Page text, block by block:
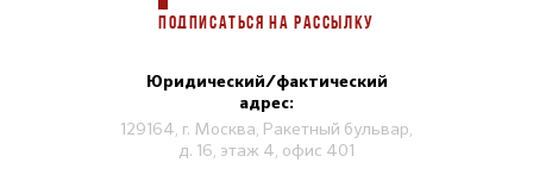
ПОДПИСАТЬСЯ НА РАССЫЛКУ
Юридический/фактический
адрес:
129164, г. Москва, Ракетный бульвар,
д. 16, этаж 4, офис 401